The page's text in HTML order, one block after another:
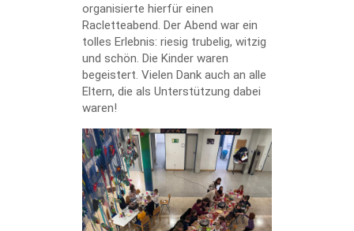
organisierte hierfür einen
Racletteabend. Der Abend war ein
tolles Erlebnis: riesig trubelig, witzig
und schön. Die Kinder waren
begeistert. Vielen Dank auch an alle
Eltern, die als Unterstützung dabei
waren!